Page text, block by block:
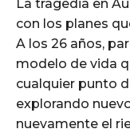
La tragedia en
con los planes
A los 26 años,
modelo de vida
cualquier punto
explorando
nuevamente el